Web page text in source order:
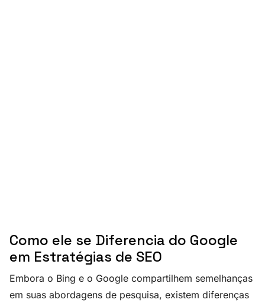
Como ele se Diferencia do Google
em Estratégias de SEO
Embora o Bing e o Google compartilhem semelhanças
em suas abordagens de pesquisa, existem diferenças